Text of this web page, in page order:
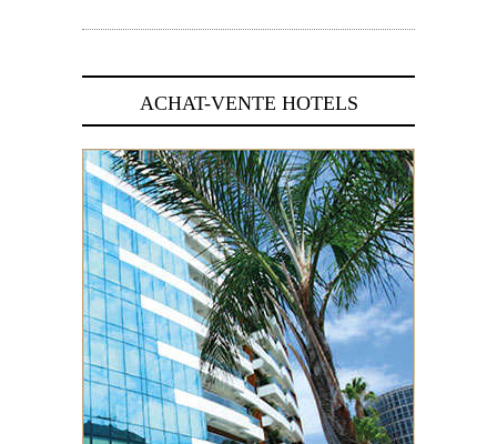
ACHAT-VENTE HOTELS